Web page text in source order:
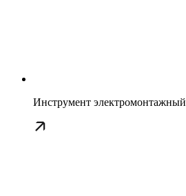
Инструмент электромонтажный